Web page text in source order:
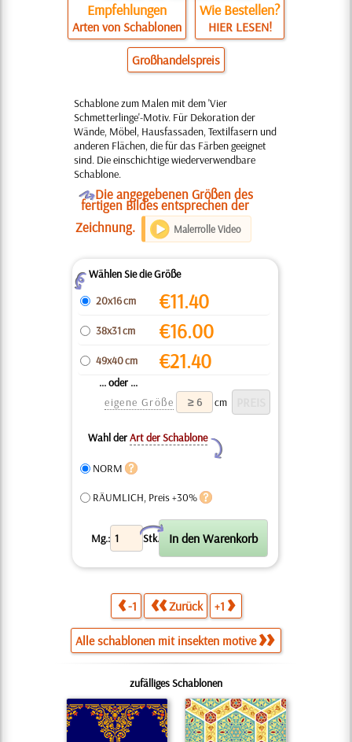
Empfehlungen
Arten von Schablonen
Wie Bestellen?
HIER LESEN!
Großhandelspreis
Schablone zum Malen mit dem 'Vier
Schmetterlinge'-Motiv. Für Dekoration der
Wände, Möbel, Hausfassaden, Textilfasern und
anderen Flächen, die für das Färben geeignet
sind. Die einschichtige wiederverwendbare
Schablone.
ODie angegebenen Größen des
fertigen Bildes entsprechen der
Zeichnung.
Malerrolle Video
ZWählen Sie die Größe
20x16 cm
€11.40
38x31 cm €16.00
49x40 cm €21.40
... oder ...
eigene Größe
cm
Wahl derArt der Schablone
Y
NORM
RÄUMLICH, Preis +30%
Mg.: Stk.
X
-1 Zurück +1
Alle schablonen mit insekten motive
zufälliges Schablonen